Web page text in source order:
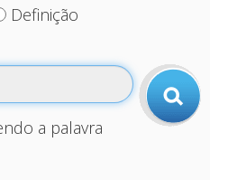
Definição
a palavra